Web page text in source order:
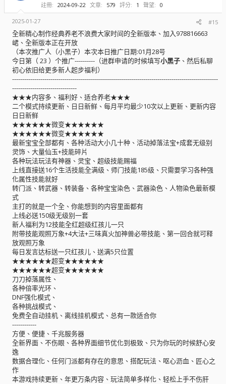
註冊
2024-09-22 文章 579 評分 1 聲望 0
2025-01-27 #15
全新精心制作经典养老不浪费大家时间的全新版本、加入978816663
峮、全新版本正在开放
（本次推广人（小黑子）本次本日推广日期:01月28号
今日第（ 23 ）个推广----------（进群申请的时候填写小黑子 、然后私聊
初心依旧给更多新人起步福利）
------------------------------------------------------------------------------------------------------
--------------------------------
★★★内容多、福利好、适合养老★★★
二个模式持续更新、日日新鲜、每月平均最少10次以上更新、更新内容
日日新鲜
★★★★★★微变★★★★★★
★★★★★★微变★★★★★★
最新宝宝全部都有、各种活动大小几十种、活动掉落法宝+成套无级别
灵饰、大量仙玉+技能碎片
各种玩法玩法有神器、灵宝、超级技能赐福
上线直接送16个生活技能全满级、师门技能185级、只需要学习各种强
化属性技能就好
转门派、转武器、转装备、各种宝宝染色、武器染色、人物染色最新模
式
主打的就是一个全、你能想到的内容里面都有
上线必送150级无级别一套
新人福利为12技能全红超级红孩儿一只
附带技能观照万象+4大法+三味真火加神兽必带技能、第一回合就可释
放观照万象
每日发言达标送一只红孩儿、送满5只位置
★★★★★★超变★★★★★★
★★★★★★超变★★★★★★
刀刀掉落属性、
各种倍率光环、
DNF强化模式、
各种挑战模式、
免费全自动挂机、离线挂机模式、总有一款适合你
------------
方便、便捷、千兆服务器
全新界面、不伤眼、各种界面细节优化到极致、只为你玩的时候舒心安
逸
数据合理化、任何门派都有存在的意思、搭配玩法、呕心沥血、匠心之
作
本游戏持续更新、年更万条内容、玩法简单多样化、轻松上手不伤肝